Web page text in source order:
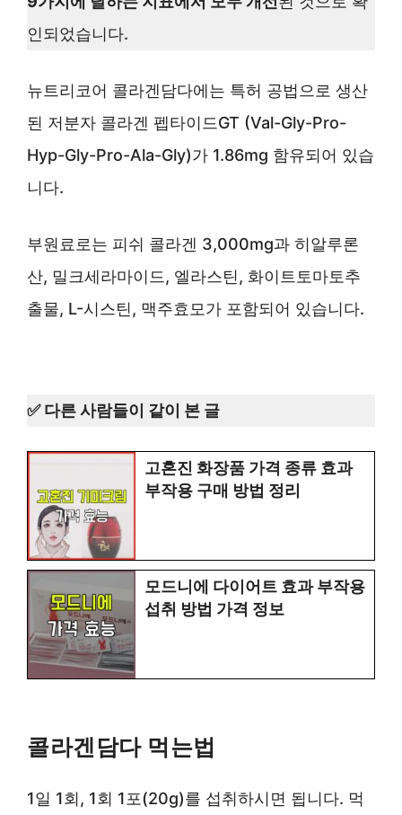
인되었습니다.
뉴트리코어 콜라겐담다에는 특허 공법으로 생산
된 저분자 콜라겐 펩타이드GT (Val-Gly-Pro-
Hyp-Gly-Pro-Ala-Gly)가 1.86mg 함유되어 있습
니다.
부원료로는 피쉬 콜라겐 3,000mg과 히알루론
산, 밀크세라마이드, 엘라스틴, 화이트토마토추
출물, L-시스틴, 맥주효모가 포함되어 있습니다.
✅ 다른 사람들이 같이 본 글
고혼진 화장품 가격 종류 효과
부작용 구매 방법 정리
모드니에 다이어트 효과 부작용
섭취 방법 가격 정보
콜라겐담다 먹는법
1일 1회, 1회 1포(20g)를 섭취하시면 됩니다. 먹